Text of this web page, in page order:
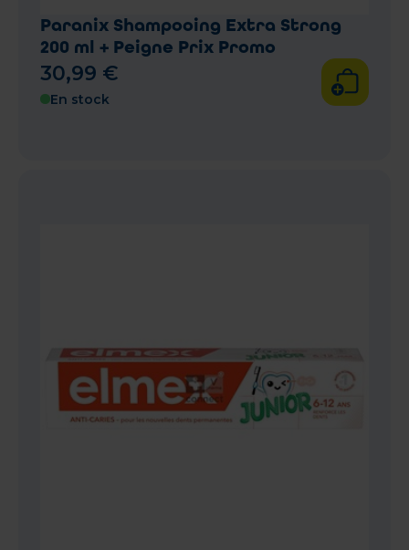
Paranix Shampooing Extra Strong
200 ml + Peigne Prix Promo
30,99 €
En stock